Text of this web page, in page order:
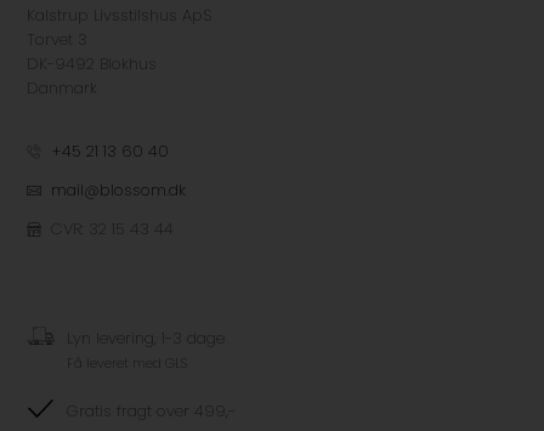
Kalstrup Livsstilshus ApS
Torvet 3
DK-9492 Blokhus
Danmark
+45 21 13 60 40
mail@blossom.dk
CVR: 32 15 43 44
Lyn levering, 1-3 dage
Få leveret med GLS
Gratis fragt over 499,-